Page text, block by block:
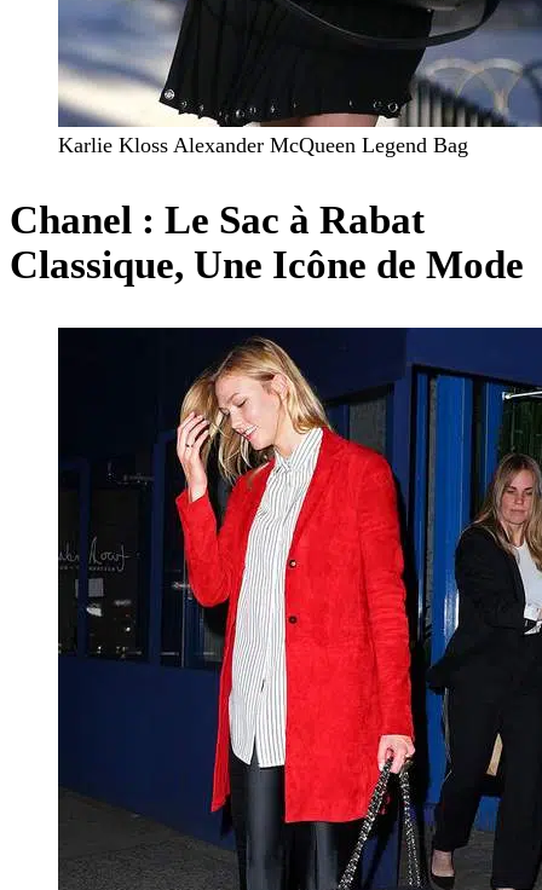
Karlie Kloss Alexander McQueen Legend Bag
Chanel : Le Sac à Rabat
Classique, Une Icône de Mode